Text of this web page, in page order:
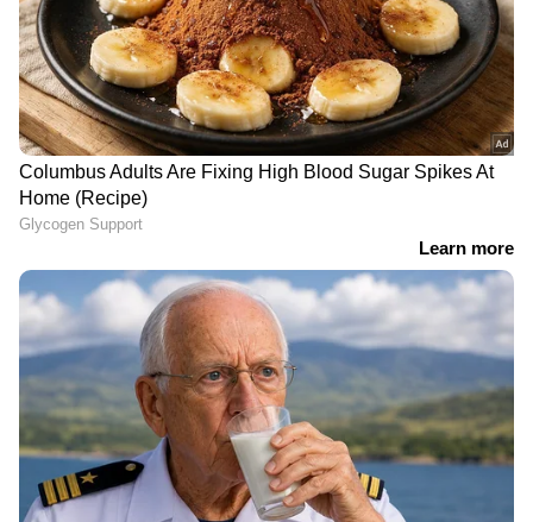
വിന്യസിക്കും നിലനിൽക്കില്ല'
മുൻ മിസിസ് കേരള
മത്സരാർത്ഥി അറസ്റ്റിൽ;
ബാഗിൽ
ഹൈഡ്രോപോണിക്
കഞ്ചാവ്, എത്തിയത്
നീറ്റ് യുജി പുനഃപരീക്ഷ:
മാറ്റങ്ങളുമായി നാഷണൽ
ടെസ്റ്റിം​ഗ് ഏജൻസി; പരീ​
പേപ്പറിന്റെ എണ്ണം 4; മാറ്റം
ഈ വർഷം മുതൽ